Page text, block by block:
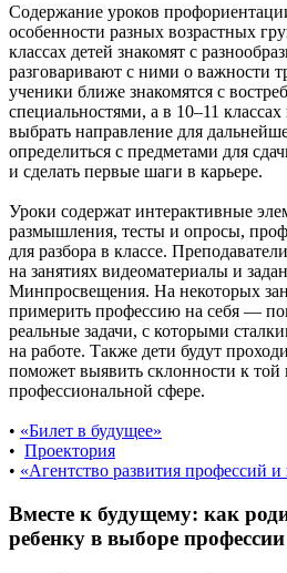
Содержание уроков
особенности разных возрастных
классах детей знакомят с
разговаривают с ними о важности
ученики ближе знакомятся с
специальностями, а в 10–11
выбрать направление для
определиться с предметами для
и сделать первые шаги в карьере.
Уроки содержат интерактивные
размышления, тесты и опросы,
для разбора в классе.
на занятиях видеоматериалы и
Минпросвещения. На некоторых
примерить профессию на себя —
реальные задачи, с которыми
на работе. Также дети будут
поможет выявить склонности к
профессиональной сфере.
• «Билет в будущее»
• Проектория
• «Агентство развития профессий
Вместе к будущему: как
ребенку в выборе профессии